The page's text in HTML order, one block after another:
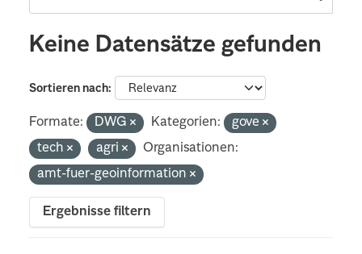
Keine Datensätze gefunden
Sortieren nach
Formate: DWG Kategorien:
gove
tech
agri
Organisationen:
amt-fuer-geoinformation
Ergebnisse filtern